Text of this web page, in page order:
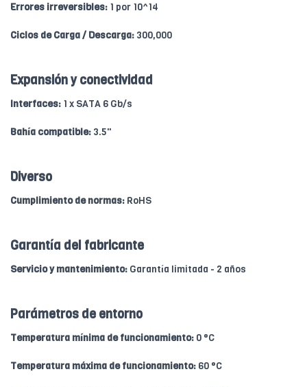
Errores irreversibles: 1 por 10^14
Ciclos de Carga / Descarga: 300,000
Expansión y conectividad
Interfaces: 1 x SATA 6 Gb/s
Bahía compatible: 3.5"
Diverso
Cumplimiento de normas: RoHS
Garantía del fabricante
Servicio y mantenimiento: Garantía limitada - 2 años
Parámetros de entorno
Temperatura mínima de funcionamiento: 0 °C
Temperatura máxima de funcionamiento: 60 °C